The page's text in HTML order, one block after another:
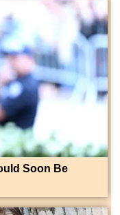
Soon Be